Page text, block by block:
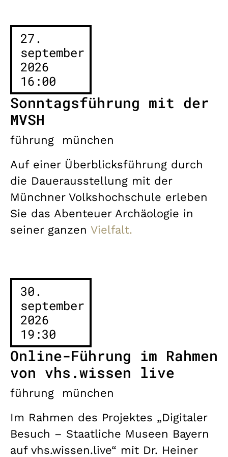
27.
september
2026
16:00
Sonntagsführung mit der
MVSH
führung
münchen
Auf einer Überblicksführung durch
die Dauerausstellung mit der
Münchner Volkshochschule erleben
Sie das Abenteuer Archäologie in
seiner ganzen Vielfalt.
30.
september
2026
19:30
Online-Führung im Rahmen
von vhs.wissen live
führung
münchen
Im Rahmen des Projektes „Digitaler
Besuch – Staatliche Museen Bayern
auf vhs.wissen.live“ mit Dr. Heiner